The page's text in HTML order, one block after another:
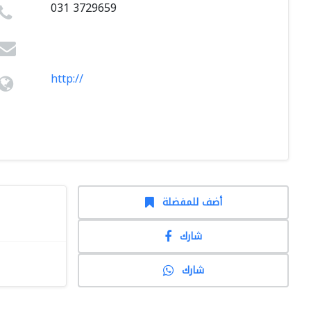
031 3729659
http://
أضف للمفضلة
شارك
شارك